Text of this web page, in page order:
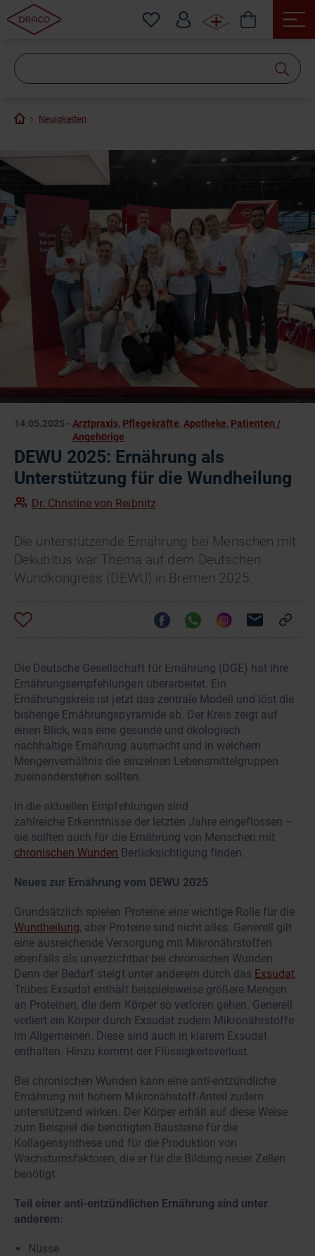
Neuigkeiten
14.05.2025 -Arztpraxis, Pflegekräfte, Apotheke, Patienten /
Angehörige
DEWU 2025: Ernährung als
Unterstützung für die Wundheilung
Dr. Christine von Reibnitz
Die unterstützende Ernährung bei Menschen mit
Dekubitus war Thema auf dem Deutschen
Wundkongress (DEWU) in Bremen 2025.
Die Deutsche Gesellschaft für Ernährung (DGE) hat ihre
Ernährungsempfehlungen überarbeitet. Ein
Ernährungskreis ist jetzt das zentrale Modell und löst die
bisherige Ernährungspyramide ab. Der Kreis zeigt auf
einen Blick, was eine gesunde und ökologisch
nachhaltige Ernährung ausmacht und in welchem
Mengenverhältnis die einzelnen Lebensmittelgruppen
zueinanderstehen sollten.
In die aktuellen Empfehlungen sind
zahlreiche Erkenntnisse der letzten Jahre eingeflossen –
sie sollten auch für die Ernährung von Menschen mit
chronischen Wunden Berücksichtigung finden.
Neues zur Ernährung vom DEWU 2025
Grundsätzlich spielen Proteine eine wichtige Rolle für die
Wundheilung, aber Proteine sind nicht alles. Generell gilt
eine ausreichende Versorgung mit Mikronährstoffen
ebenfalls als unverzichtbar bei chronischen Wunden.
Denn der Bedarf steigt unter anderem durch das Exsudat
Trübes Exsudat enthält beispielsweise größere Mengen
an Proteinen, die dem Körper so verloren gehen. Generell
verliert ein Körper durch Exsudat zudem Mikronährstoffe
im Allgemeinen. Diese sind auch in klarem Exsudat
enthalten. Hinzu kommt der Flüssigkeitsverlust.
Bei chronischen Wunden kann eine anti-entzündliche
Ernährung mit hohem Mikronähstoff-Anteil zudem
unterstützend wirken. Der Körper erhält auf diese Weise
zum Beispiel die benötigten Bausteine für die
Kollagensynthese und für die Produktion von
Wachstumsfaktoren, die er für die Bildung neuer Zellen
benötigt.
Teil einer anti-entzündlichen Ernährung sind unter
anderem:
Nüsse
suchen